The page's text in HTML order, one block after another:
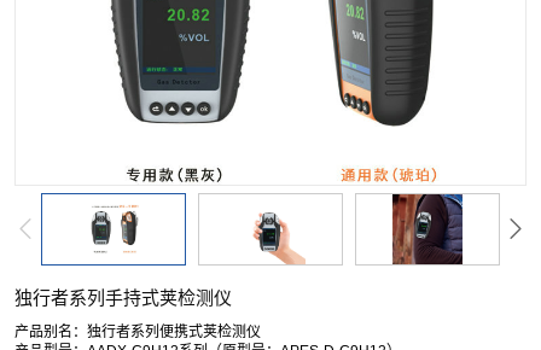
独行者系列手持式荚检测仪
产品别名：独行者系列便携式荚检测仪